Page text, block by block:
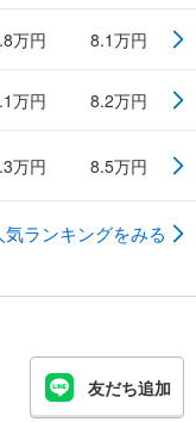
万円 8.1万円
万円 8.2万円
万円 8.5万円
ランキングをみる
友だち追加